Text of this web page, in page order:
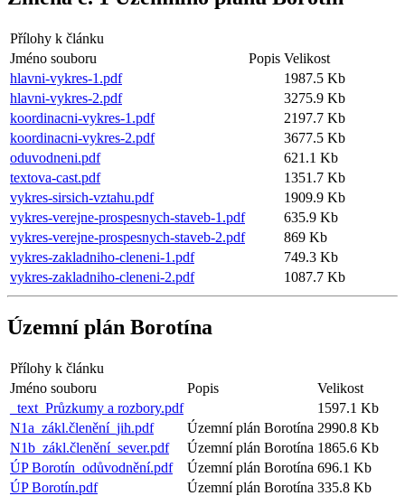
Přílohy k článku
Jméno souboru
Popis Velikost
hlavni-vykres-1.pdf
1987.5 Kb
hlavni-vykres-2.pdf
3275.9 Kb
koordinacni-vykres-1.pdf
2197.7 Kb
koordinacni-vykres-2.pdf
3677.5 Kb
oduvodneni.pdf
621.1 Kb
textova-cast.pdf
1351.7 Kb
vykres-sirsich-vztahu.pdf
1909.9 Kb
vykres-verejne-prospesnych-staveb-1.pdf
635.9 Kb
vykres-verejne-prospesnych-staveb-2.pdf
869 Kb
vykres-zakladniho-cleneni-1.pdf
749.3 Kb
vykres-zakladniho-cleneni-2.pdf
1087.7 Kb
Územní plán Borotína
Přílohy k článku
Jméno souboru
Popis
Velikost
_text_Průzkumy a rozbory.pdf
1597.1 Kb
N1a_zákl.členění_jih.pdf
Územní plán Borotína 2990.8 Kb
N1b_zákl.členění_sever.pdf
Územní plán Borotína 1865.6 Kb
ÚP Borotín_odůvodnění.pdf
Územní plán Borotína 696.1 Kb
ÚP Borotín.pdf
Územní plán Borotína 335.8 Kb